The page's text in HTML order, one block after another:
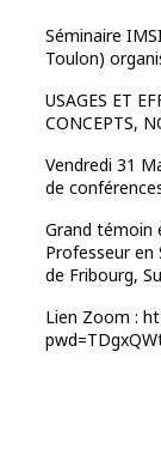
Séminaire
Toulon)
USAGES ET
CONCEPTS,
Vendredi 31
de
Grand témoin
Professeur en
de Fribourg,
Lien Zoom :